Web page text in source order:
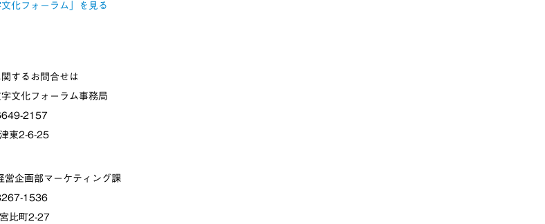
化フォーラム」を見る
するお問合せは
文化フォーラム事務局
2157
東2-6-25
企画部マーケティング課
1536
比町2-27